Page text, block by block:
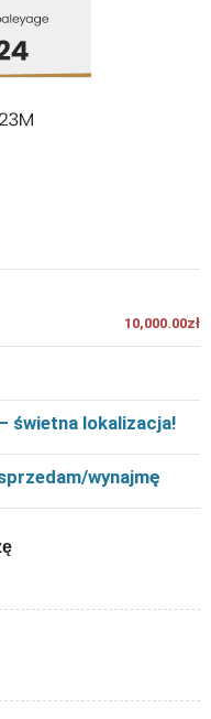
10,000.00zł
świetna lokalizacja!
wynajmę